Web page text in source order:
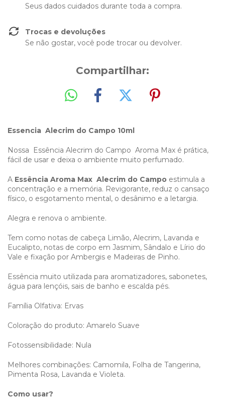
Seus dados cuidados durante toda a compra.
Trocas e devoluções
Se não gostar, você pode trocar ou devolver.
Compartilhar:
Essencia Alecrim do Campo 10ml
Nossa Essência Alecrim do Campo Aroma Max é prática,
fácil de usar e deixa o ambiente muito perfumado.
A Essência Aroma Max Alecrim do Campo estimula a
concentração e a memória. Revigorante, reduz o cansaço
físico, o esgotamento mental, o desânimo e a letargia.
Alegra e renova o ambiente.
Tem como notas de cabeça Limão, Alecrim, Lavanda e
Eucalipto, notas de corpo em Jasmim, Sândalo e Lírio do
Vale e fixação por Ambergis e Madeiras de Pinho.
Essência muito utilizada para aromatizadores, sabonetes,
água para lençóis, sais de banho e escalda pés.
Família Olfativa: Ervas
Coloração do produto: Amarelo Suave
Fotossensibilidade: Nula
Melhores combinações: Camomila, Folha de Tangerina,
Pimenta Rosa, Lavanda e Violeta.
Como usar?